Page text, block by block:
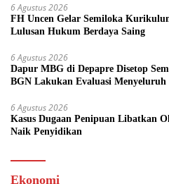
6 Agustus 2026
FH Uncen Gelar Semiloka
Lulusan Hukum Berdaya Saing
6 Agustus 2026
Dapur MBG di Depapre Disetop
BGN Lakukan Evaluasi Menyeluruh
6 Agustus 2026
Kasus Dugaan Penipuan Libatkan
Naik Penyidikan
Ekonomi